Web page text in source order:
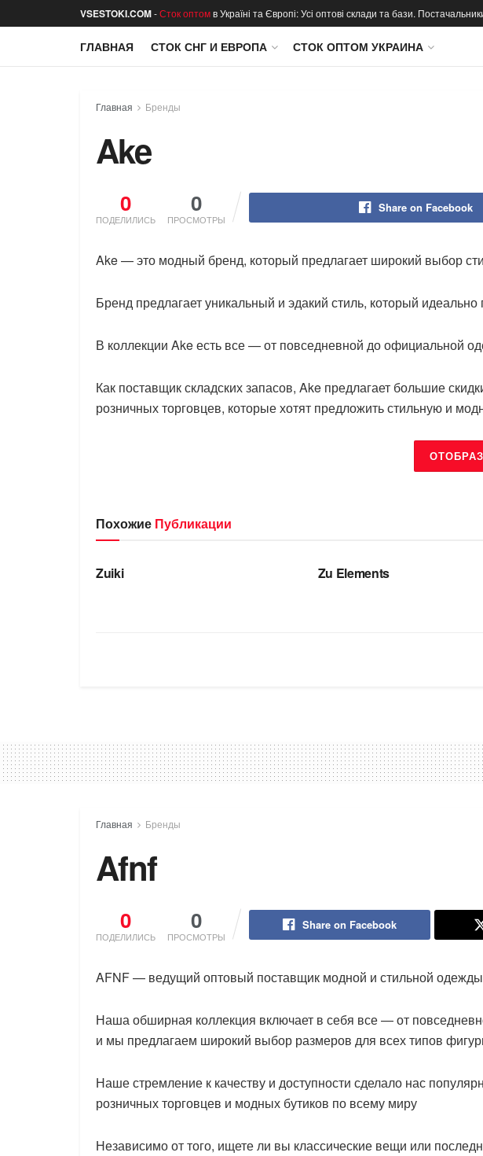
VSESTOKI.COM-Сток оптомв Україні та Європі: Усі оптові склади та бази.
ГЛАВНАЯ СТОК СНГ И ЕВРОПА СТОК ОПТОМ УКРАИНА
Главная Бренды
Ake
0
ПОДЕЛИЛИСЬ
0
ПРОСМОТРЫ
Share on Facebook
Ake — это модный бренд, который предлагает широкий выбор
Бренд предлагает уникальный и эдакий стиль, который
В коллекции Ake есть все — от повседневной до официальной
Как поставщик складских запасов, Ake предлагает большие
розничных торговцев, которые хотят предложить стильную и
Похожие Публикации
БРЕНДЫ
Zuiki Zu Elements
Главная Бренды
Afnf
0
ПОДЕЛИЛИСЬ
0
ПРОСМОТРЫ
Share on Facebook
AFNF — ведущий оптовый поставщик модной и стильной
Наша обширная коллекция включает в себя все — от
и мы предлагаем широкий выбор размеров для всех типов
Наше стремление к качеству и доступности сделало нас
розничных торговцев и модных бутиков по всему миру
Независимо от того, ищете ли вы классические вещи или